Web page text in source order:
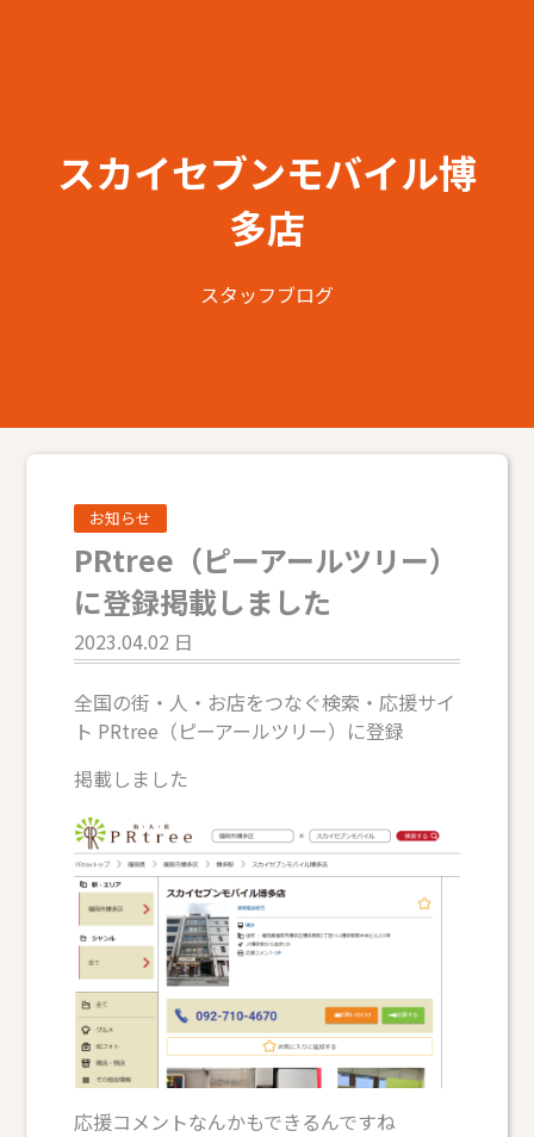
スカイセブンモバイル博
多店
スタッフブログ
お知らせ
PRtree（ピーアールツリー）
に登録掲載しました
2023.04.02 日
全国の街・人・お店をつなぐ検索・応援サイ
ト PRtree（ピーアールツリー）に登録
掲載しました
応援コメントなんかもできるんですね